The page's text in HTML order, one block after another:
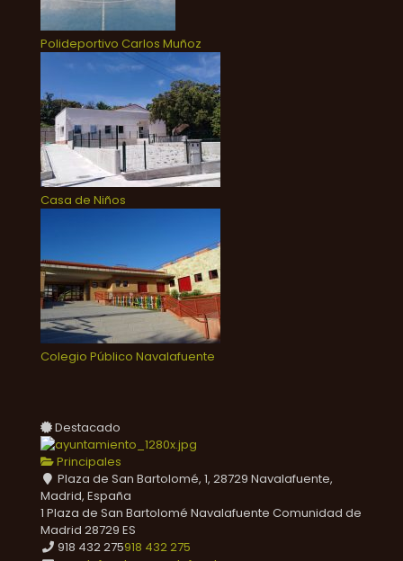
Polideportivo Carlos Muñoz
Casa de Niños
Colegio Público Navalafuente
Destacado
Principales
Plaza de San Bartolomé, 1, 28729 Navalafuente,
Madrid, España
1 Plaza de San Bartolomé Navalafuente Comunidad de
Madrid 28729 ES
918 432 275918 432 275